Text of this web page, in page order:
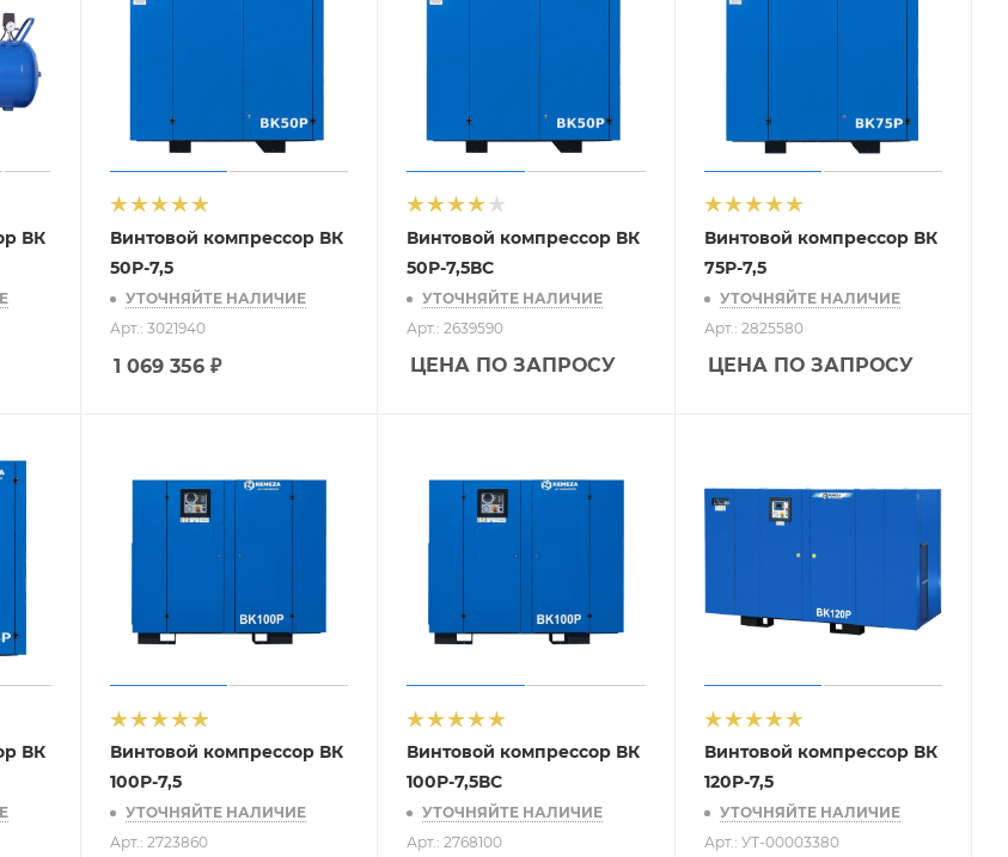
ВК
Винтовой компрессор ВК
50Р-7,5
УТОЧНЯЙТЕ НАЛИЧИЕ
Арт.: 3021940
1 069 356₽
Винтовой компрессор ВК
50Р-7,5ВС
УТОЧНЯЙТЕ НАЛИЧИЕ
Арт.: 2639590
ЦЕНА ПО ЗАПРОСУ
Винтовой компрессор ВК
75Р-7,5
УТОЧНЯЙТЕ НАЛИЧИЕ
Арт.: 2825580
ЦЕНА ПО ЗАПРОСУ
ВК
Винтовой компрессор ВК
100Р-7,5
УТОЧНЯЙТЕ НАЛИЧИЕ
Арт.: 2723860
Винтовой компрессор ВК
100Р-7,5ВС
УТОЧНЯЙТЕ НАЛИЧИЕ
Арт.: 2768100
Винтовой компрессор ВК
120Р-7,5
УТОЧНЯЙТЕ НАЛИЧИЕ
Арт.: УТ-00003380